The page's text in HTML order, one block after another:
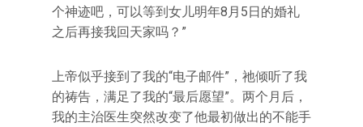
个神迹吧，可以等到女儿明年8月5日的婚礼
之后再接我回天家吗？”
上帝似乎接到了我的“电子邮件”，祂倾听了我
的祷告，满足了我的“最后愿望”。两个月后，
我的主治医生突然改变了他最初做出的不能手